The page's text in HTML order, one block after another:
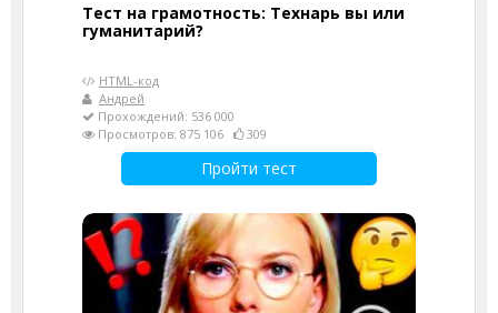
Тест на грамотность: Технарь вы или
гуманитарий?
HTML-код
Андрей
Прохождений: 536 000
Просмотров: 875 106
309
Пройти тест